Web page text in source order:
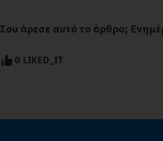
Σου άρεσε αυτό το άρθρο;
0 LIKED_IT